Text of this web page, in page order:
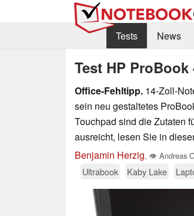
Tests
News
Test HP ProBook
Office-Fehltipp. 14-Zoll-
sein neu gestaltetes
Touchpad sind die Zutaten
ausreicht, lesen Sie in
Benjamin Herzig, 👁 Andreas
Ultrabook
Kaby Lake